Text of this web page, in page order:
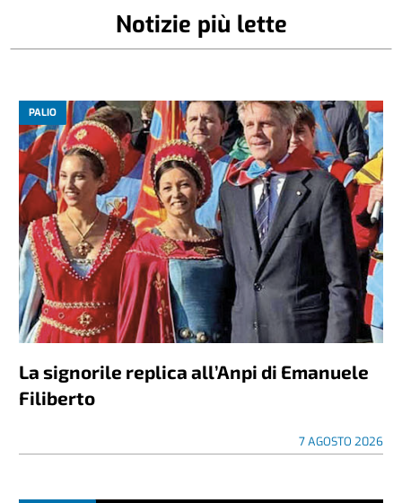
Notizie più lette
PALIO
La signorile replica all’Anpi di Emanuele
Filiberto
7 AGOSTO 2026